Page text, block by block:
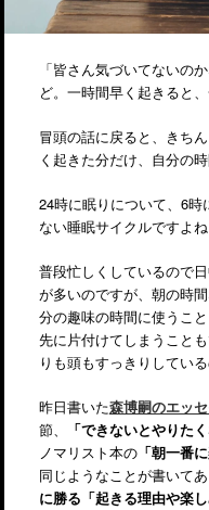
「皆さん気づいてないの
ど。一時間早く起きると
冒頭の話に戻ると、きち
く起きた分だけ、自分の時
24時に眠りについて、6
ない睡眠サイクルですよね
普段忙しくしているので
が多いのですが、朝の時
分の趣味の時間に使うこ
先に片付けてしまうこと
りも頭もすっきりしてい
昨日書いた森博嗣のエッ
節、
「できないとやりた
ノマリスト本の「朝一番
同じようなことが書いて
に勝る「起きる理由や楽し